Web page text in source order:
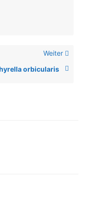
Weiter
orbicularis